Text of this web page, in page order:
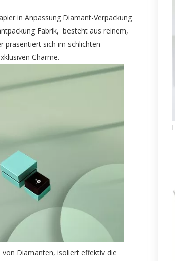
in Anpassung Diamant-Verpackung
Fabrik, besteht aus reinem,
präsentiert sich im schlichten
Charme.
Diamanten, isoliert effektiv die